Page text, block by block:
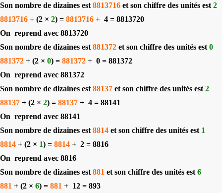
Son nombre de dizaines est 8813716 et son chiffre des unités est 2
8813716 + (2 × 2) = 8813716 + 4 = 8813720
On reprend avec 8813720
Son nombre de dizaines est 881372 et son chiffre des unités est 0
881372 + (2 × 0) = 881372 + 0 = 881372
On reprend avec 881372
Son nombre de dizaines est 88137 et son chiffre des unités est 2
88137 + (2 × 2) = 88137 + 4 = 88141
On reprend avec 88141
Son nombre de dizaines est 8814 et son chiffre des unités est 1
8814 + (2 × 1) = 8814 + 2 = 8816
On reprend avec 8816
Son nombre de dizaines est 881 et son chiffre des unités est 6
881 + (2 × 6) = 881 + 12 = 893